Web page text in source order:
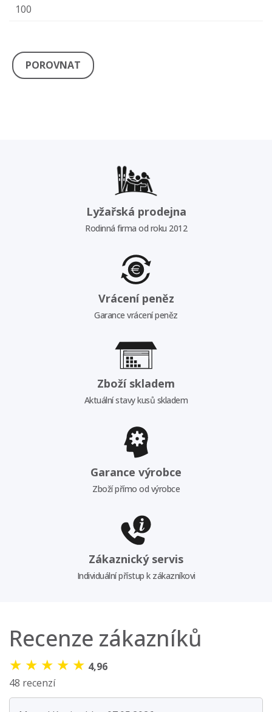
100
POROVNAT
Lyžařská prodejna
Rodinná firma od roku 2012
Vrácení peněz
Garance vrácení peněz
Zboží skladem
Aktuální stavy kusů skladem
Garance výrobce
Zboží přímo od výrobce
Zákaznický servis
Individuální přístup k zákazníkovi
Recenze zákazníků
★ ★ ★ ★ ★ 4,96
48 recenzí